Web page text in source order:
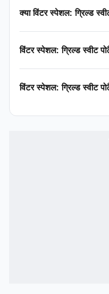
क्या विंटर स्पेशल: ग्रिल्ड
विंटर स्पेशल: ग्रिल्ड स्वीट
विंटर स्पेशल: ग्रिल्ड स्वीट